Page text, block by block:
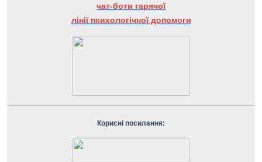
чат-боти гарячої
лінії психологічної допомоги
Корисні посилання: